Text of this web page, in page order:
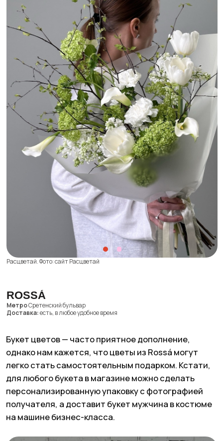
Rossá. Фото: сайт Rossá
Небольшие цветочные, чтобы вы точно могли
собрать красивый букет почти в любой
стороне Москвы — проверенная классика
подойдет для любого повода. А на их сайте
можно найти удобный конструктор, который
поможет выбрать букет по количеству цветов,
их виду, цвету и формату букета.
ВО ИМЯ РОЗЫ
Сеть магазиновв центре Москвы
Доставка: есть, с 09:00 до 21:00, в пределах МКАД включена в стоимость